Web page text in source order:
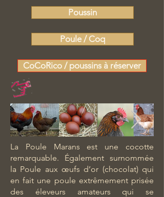
Poussin
Poule / Coq
CoCoRico / poussins à réserver
La Poule Marans est une cocotte
remarquable. Également surnommée
la Poule aux œufs d’or (chocolat) qui
en fait une poule extrêmement prisée
des éleveurs amateurs qui se